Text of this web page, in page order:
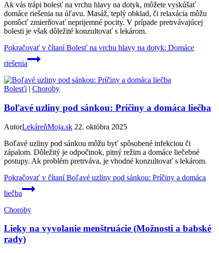
Ak vás trápi bolesť na vrchu hlavy na dotyk, môžete vyskúšať
domáce riešenia na úľavu. Masáž, teplý obklad, či relaxácia môžu
pomôcť zmierňovať neprijemné pocity. V prípade pretrvávajúcej
bolesti je však dôležité konzultovať s lekárom.
Pokračovať v čítaníBolesť na vrchu hlavy na dotyk: Domáce
riešenia
Bolesťi | Choroby
Boľavé uzliny pod sánkou: Príčiny a domáca liečba
AutorLekáreňMoja.sk 22. októbra 2025
Boľavé uzliny pod sánkou môžu byť spôsobené infekciou či
zápalom. Dôležitý je odpočinok, pitný režim a domáce liečebné
postupy. Ak problém pretrváva, je vhodné konzultovať s lekárom.
Pokračovať v čítaníBoľavé uzliny pod sánkou: Príčiny a domáca
liečba
Choroby
Lieky na vyvolanie menštruácie (Možnosti a babské
rady)